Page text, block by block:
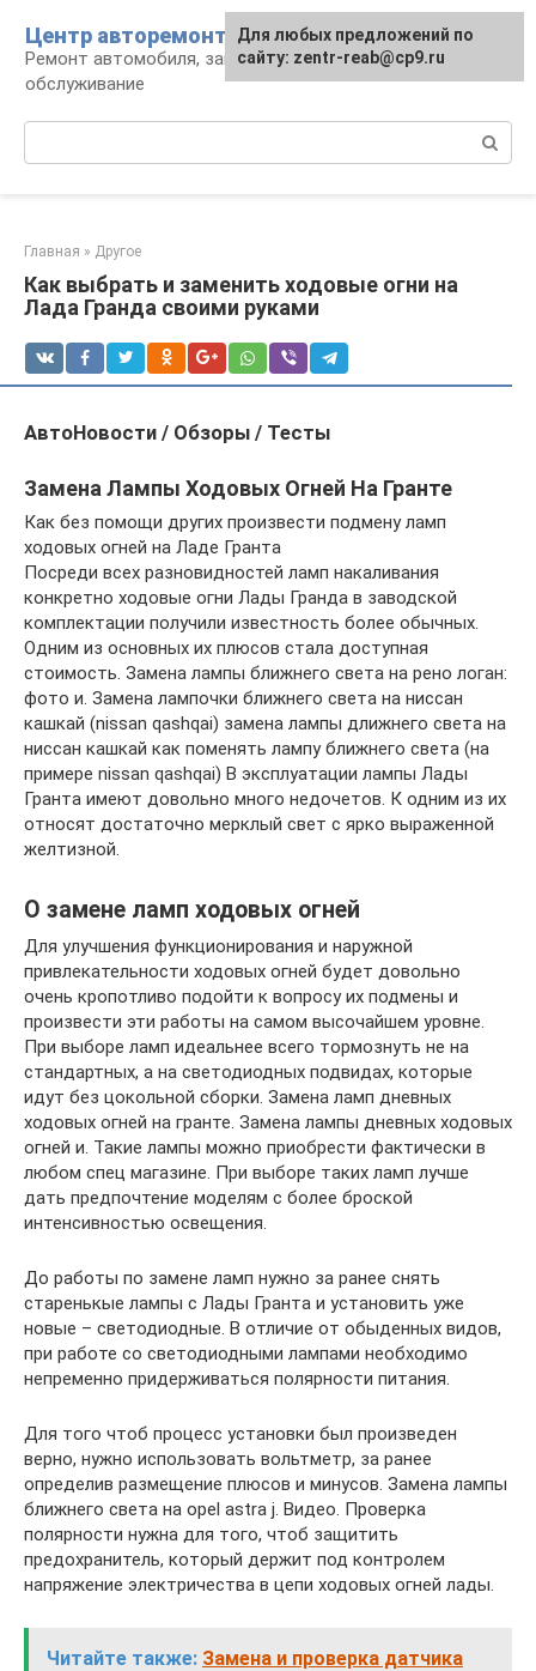
контенту
Центр авторемонта
Ремонт автомобиля, запчасти и
обслуживание
Главная » Другое
Как выбрать и заменить ходовые огни на
Лада Гранда своими руками
АвтоНовости / Обзоры / Тесты
Замена Лампы Ходовых Огней На Гранте
Как без помощи других произвести подмену ламп
ходовых огней на Ладе Гранта
Посреди всех разновидностей ламп накаливания
конкретно ходовые огни Лады Гранда в заводской
комплектации получили известность более обычных.
Одним из основных их плюсов стала доступная
стоимость. Замена лампы ближнего света на рено логан:
фото и. Замена лампочки ближнего света на ниссан
кашкай (nissan qashqai) замена лампы длижнего света на
ниссан кашкай как поменять лампу ближнего света (на
примере nissan qashqai) В эксплуатации лампы Лады
Гранта имеют довольно много недочетов. К одним из их
относят достаточно мерклый свет с ярко выраженной
желтизной.
О замене ламп ходовых огней
Для улучшения функционирования и наружной
привлекательности ходовых огней будет довольно
очень кропотливо подойти к вопросу их подмены и
произвести эти работы на самом высочайшем уровне.
При выборе ламп идеальнее всего тормознуть не на
стандартных, а на светодиодных подвидах, которые
идут без цокольной сборки. Замена ламп дневных
ходовых огней на гранте. Замена лампы дневных ходовых
огней и. Такие лампы можно приобрести фактически в
любом спец магазине. При выборе таких ламп лучше
дать предпочтение моделям с более броской
интенсивностью освещения.
До работы по замене ламп нужно за ранее снять
старенькые лампы с Лады Гранта и установить уже
новые – светодиодные. В отличие от обыденных видов,
при работе со светодиодными лампами необходимо
непременно придерживаться полярности питания.
Для того чтоб процесс установки был произведен
верно, нужно использовать вольтметр, за ранее
определив размещение плюсов и минусов. Замена лампы
ближнего света на opel astra j. Видео. Проверка
полярности нужна для того, чтоб защитить
предохранитель, который держит под контролем
напряжение электричества в цепи ходовых огней лады.
Читайте также: Замена и проверка датчика
Для любых предложений по
сайту: zentr-reab@cp9.ru